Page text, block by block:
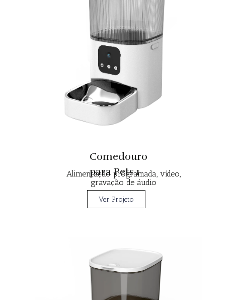
Comedouro
para Pets 1
Alimentação programada, vídeo,
gravação de áudio
Ver Projeto